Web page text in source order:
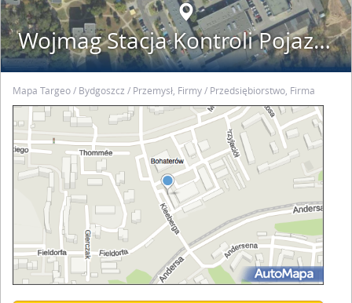
Wojmag Stacja Kontroli Pojazdów Magdalena Megger Pszczółkowska Wojciech Megger
Mapa Targeo Bydgoszcz Przemysł, Firmy Przedsiębiorstwo, Firma